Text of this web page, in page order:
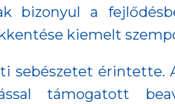
bizonyul a
kiemelt
érintette.
támogatott